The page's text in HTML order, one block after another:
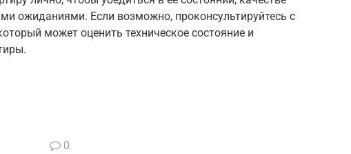
ожиданиями. Если возможно, проконсультируйтесь с
может оценить техническое состояние и
0